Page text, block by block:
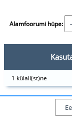
Alamfoorumi hüpe:
1 külali(st)ne